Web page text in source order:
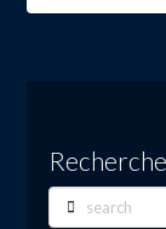
Recherche
Search